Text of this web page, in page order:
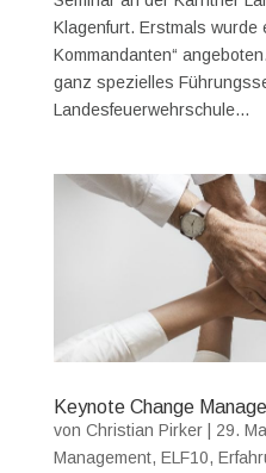
Klagenfurt. Erstmals wurde
Kommandanten“
ganz spezielles
Landesfeuerwehrschule...
Keynote Change
von Christian Pirker| 29.
Management, ELF10,